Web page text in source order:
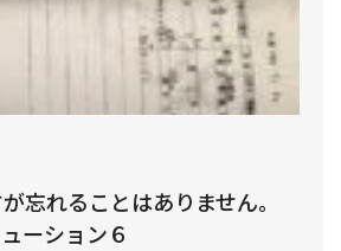
忘れることはありません。
ーション６